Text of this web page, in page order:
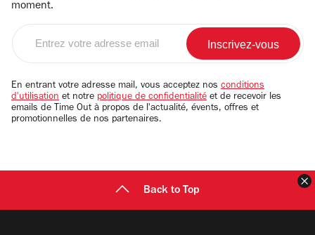
moment.
email
En entrant votre adresse mail, vous acceptez nos conditions
d'utilisation et notre politique de confidentialité et de recevoir les
emails de Time Out à propos de l'actualité, évents, offres et
promotionnelles de nos partenaires.
Back to Top